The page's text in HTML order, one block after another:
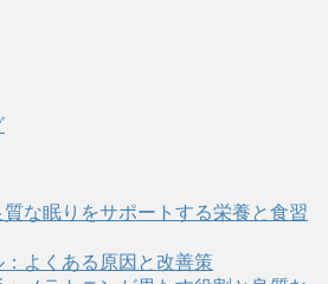
な眠りをサポートする栄養と食習
よくある原因と改善策